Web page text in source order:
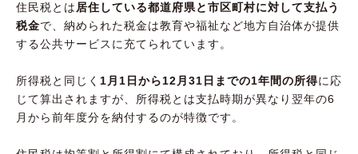
住民税とは 居住している都道府県と市区町村に対して支払う
税金で、納められた税金は教育や福祉など地方自治体が提供
する公共サービスに充てられています。
所得税と同じく 1月1日から12月31日までの1年間の所得に応
じて算出されますが、所得税とは支払時期が異なり翌年の6
月から前年度分を納付するのが特徴です。